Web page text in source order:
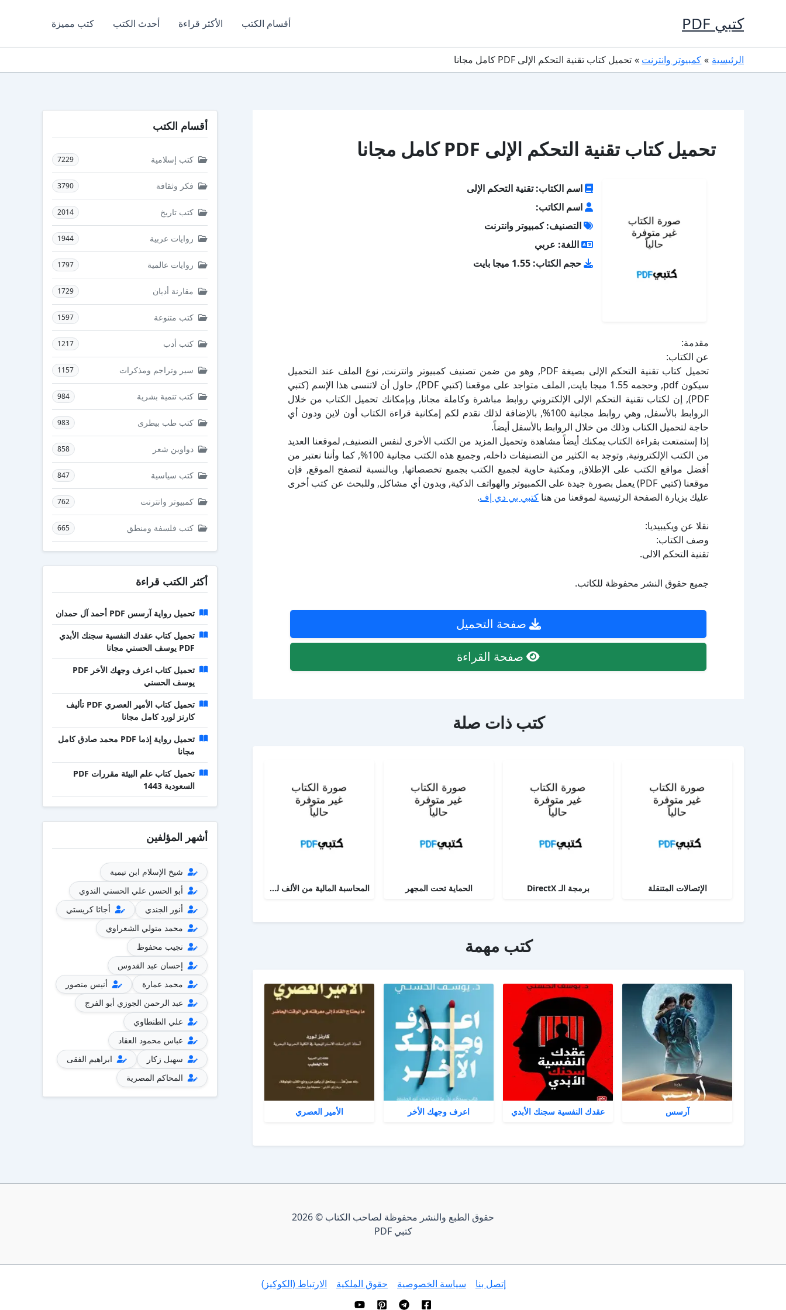
كتبي PDF أقسام الكتب الأكثر قراءة أحدث الكتب كتب مميزة
الرئيسية كمبيوتر وانترنت تحميل كتاب تقنية التحكم الإلى PDF كامل مجانا
تحميل كتاب تقنية التحكم الإلى PDF كامل مجانا
اسم الكتاب: تقنية التحكم الإلى
اسم الكاتب:
التصنيف: كمبيوتر وانترنت
اللغة: عربي
حجم الكتاب: 1.55 ميجا بايت
مقدمة:
عن الكتاب:
تحميل كتاب تقنية التحكم الإلى بصيغة PDF, وهو من ضمن تصنيف كمبيوتر وانترنت, نوع الملف عند التحميل
سيكون pdf, وحجمه 1.55 ميجا بايت, الملف متواجد على موقعنا (كتبي PDF), حاول أن لاتنسى هذا الإسم (كتبي
PDF), إن لكتاب تقنية التحكم الإلى الإلكتروني روابط مباشرة وكاملة مجانا, وبإمكانك تحميل الكتاب من خلال
الروابط بالأسفل, وهي روابط مجانية 100%, بالإضافة لذلك نقدم لكم إمكانية قراءة الكتاب أون لاين ودون أي
حاجة لتحميل الكتاب وذلك من خلال الروابط بالأسفل أيضاً.
إذا إستمتعت بقراءة الكتاب يمكنك أيضاً مشاهدة وتحميل المزيد من الكتب الأخرى لنفس التصنيف, لموقعنا العديد
من الكتب الإلكترونية, وتوجد به الكثير من التصنيفات داخله, وجميع هذه الكتب مجانية 100%, كما وأننا نعتبر من
أفضل مواقع الكتب على الإطلاق, ومكتبة حاوية لجميع الكتب بجميع تخصصاتها, وبالنسبة لتصفح الموقع, فإن
موقعنا (كتبي PDF) يعمل بصورة جيدة على الكمبيوتر والهواتف الذكية, وبدون أي مشاكل, وللبحث عن كتب أخرى
عليك بزيارة الصفحة الرئيسية لموقعنا من هنا كتبي بي دي إف.
نقلا عن ويكيبيديا:
وصف الكتاب:
تقنية التحكم الالى.
جميع حقوق النشر محفوظة للكاتب.
صفحة التحميل
صفحة القراءة
كتب ذات صلة
الإتصالات المتنقلة برمجة الـ DirectX الحماية تحت المجهر المحاسبة المالية من الألف للياء - الجزء الثاني
كتب مهمة
آرسس عقدك النفسية سجنك الأبدي اعرف وجهك الأخر الأمير العصري
أقسام الكتب
كتب إسلامية 7229
فكر وثقافة 3790
كتب تاريخ 2014
روايات عربية 1944
روايات عالمية 1797
مقارنة أديان 1729
كتب متنوعة 1597
كتب أدب 1217
سير وتراجم ومذكرات 1157
كتب تنمية بشرية 984
كتب طب بيطرى 983
دواوين شعر 858
كتب سياسية 847
كمبيوتر وانترنت 762
كتب فلسفة ومنطق 665
أكثر الكتب قراءة
تحميل رواية آرسس PDF أحمد آل حمدان
تحميل كتاب عقدك النفسية سجنك الأبدي
PDF يوسف الحسني مجانا
تحميل كتاب اعرف وجهك الأخر PDF
يوسف الحسني
تحميل كتاب الأمير العصري PDF تأليف
كارنز لورد كامل مجانا
تحميل رواية إذما PDF محمد صادق كامل
مجانا
تحميل كتاب علم البيئة مقررات PDF
السعودية 1443
أشهر المؤلفين
شيخ الإسلام ابن تيمية
أبو الحسن علي الحسني الندوي
أنور الجندي
أجاثا كريستي
محمد متولي الشعراوي
نجيب محفوظ
إحسان عبد القدوس
محمد عمارة
أنيس منصور
عبد الرحمن الجوزي أبو الفرج
علي الطنطاوي
عباس محمود العقاد
سهيل زكار
ابراهيم الفقى
المحاكم المصرية
حقوق الطبع والنشر محفوظة لصاحب الكتاب © 2026
كتبي PDF
إتصل بنا سياسة الخصوصية حقوق الملكية الارتباط (الكوكيز)